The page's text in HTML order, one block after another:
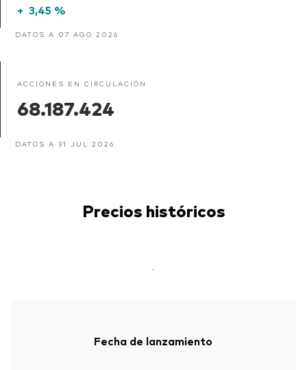
+ 3,45 %
DATOS A 07 AGO 2026
ACCIONES EN CIRCULACIÓN
68.187.424
DATOS A 31 JUL 2026
Precios históricos
-
Fecha de lanzamiento